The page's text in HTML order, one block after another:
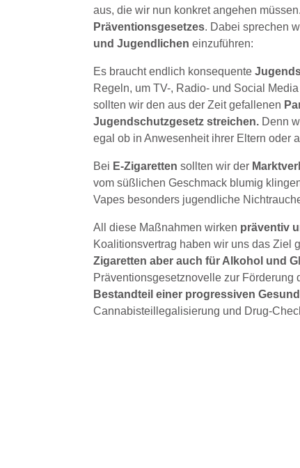
aus, die wir nun konkret angehen
Präventionsgesetzes. Dabei sprechen
und Jugendlichen einzuführen:
Es braucht endlich konsequente
Regeln, um TV-, Radio- und Social
sollten wir den aus der Zeit gefallenen
Jugendschutzgesetz streichen. Denn
egal ob in Anwesenheit ihrer Eltern oder
Bei E-Zigarettensollten wir der
vom süßlichen Geschmack blumig
Vapes besonders jugendliche
All diese Maßnahmen wirken präventiv
Koalitionsvertrag haben wir uns das Ziel
Zigaretten aber auch für Alkohol und
Präventionsgesetznovelle zur
Bestandteil einer progressiven
Cannabisteillegalisierung und Drug-